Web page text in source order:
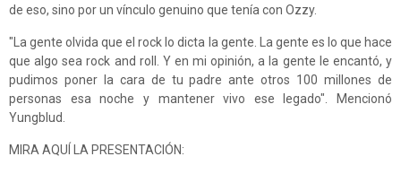
de eso, sino por un vínculo genuino que tenía con Ozzy.
"La gente olvida que el rock lo dicta la gente. La gente es lo que hace
que algo sea rock and roll. Y en mi opinión, a la gente le encantó, y
pudimos poner la cara de tu padre ante otros 100 millones de
personas esa noche y mantener vivo ese legado". Mencionó
Yungblud.
MIRA AQUÍ LA PRESENTACIÓN: